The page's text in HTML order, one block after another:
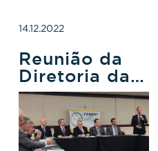
Militar.
14.12.2022
Reunião da
Diretoria da
FENEME